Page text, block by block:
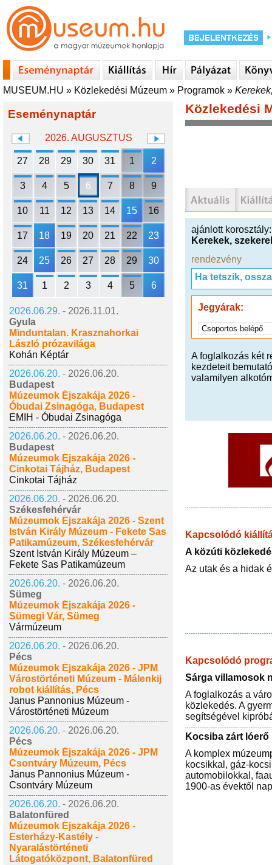
MUSEUM.HU » Közlekedési Múzeum » Programok »
Eseménynaptár
2026. AUGUSZTUS
27 28 29 30 31 1 2
3 4 5 6 7 8 9
10 11 12 13 14 15 16
17 18 19 20 21 22 23
24 25 26 27 28 29 30
31 1 2 3 4 5 6
2026.06.29. - 2026.11.01.
Gyula
Minduntalan. Krasznahorkai
László prózavilága
Kohán Képtár
2026.06.20. - 2026.06.20.
Budapest
Múzeumok Éjszakája 2026 -
Óbudai Zsinagóga, Budapest
EMIH - Óbudai Zsinagóga
2026.06.20. - 2026.06.20.
Budapest
Múzeumok Éjszakája 2026 -
Cinkotai Tájház, Budapest
Cinkotai Tájház
2026.06.20. - 2026.06.20.
Székesfehérvár
Múzeumok Éjszakája 2026 - Szent
István Király Múzeum - Fekete Sas
Patikamúzeum, Székesfehérvár
Szent István Király Múzeum –
Fekete Sas Patikamúzeum
2026.06.20. - 2026.06.20.
Sümeg
Múzeumok Éjszakája 2026 -
Sümegi Vár, Sümeg
Vármúzeum
2026.06.20. - 2026.06.20.
Pécs
Múzeumok Éjszakája 2026 - JPM
Várostörténeti Múzeum - Málenkij
robot kiállítás, Pécs
Janus Pannonius Múzeum -
Várostörténeti Múzeum
2026.06.20. - 2026.06.20.
Pécs
Múzeumok Éjszakája 2026 - JPM
Csontváry Múzeum, Pécs
Janus Pannonius Múzeum -
Csontváry Múzeum
2026.06.20. - 2026.06.20.
Balatonfüred
Múzeumok Éjszakája 2026 -
Esterházy-Kastély -
Nyaralástörténeti
Látogatóközpont, Balatonfüred
Közlekedési
ajánlott
Kerekek,
rendezvény
Ha tetszik,
Jegyárak:
Csoportos belépő
A foglalkozás két
kezdeteit
valamilyen
Kapcsolódó
A közúti
Az utak és a hidak
Kapcsolódó
Sárga villamosok
A foglalkozás a
közlekedés. A
segítségével
Kocsiba zárt lóerő
A komplex
kocsikkal, gáz-
automobilokkal,
1900-as évektől